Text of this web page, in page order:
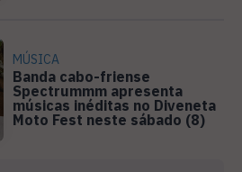
MÚSICA
Banda cabo-friense
Spectrummm apresenta
músicas inéditas no Diveneta
Moto Fest neste sábado (8)